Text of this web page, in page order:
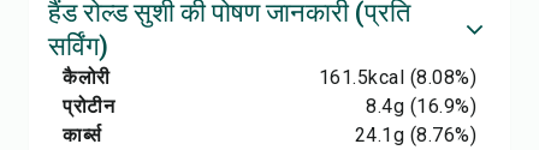
हैंड रोल्ड सुशी की पोषण जानकारी (प्रति
सर्विंग)
कैलोरी 161.5kcal (8.08%)
प्रोटीन
8.4g (16.9%)
कार्ब्स
24.1g (8.76%)